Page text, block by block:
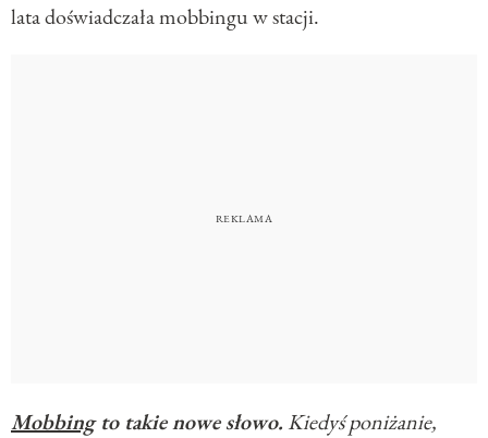
lata doświadczała mobbingu w stacji.
Mobbingto takie nowe słowo. Kiedyś poniżanie,